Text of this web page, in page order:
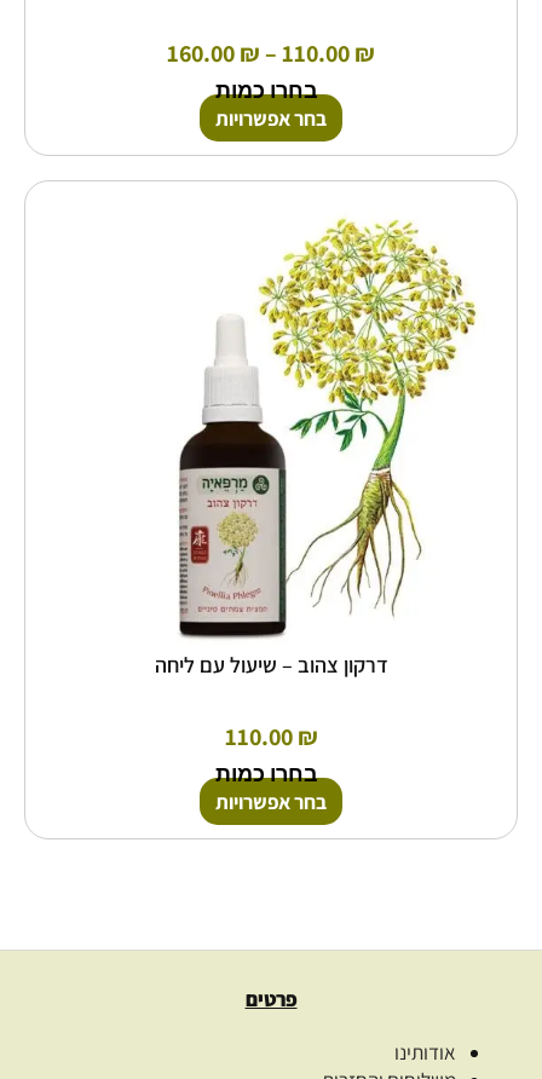
110.00₪
–
160.00₪
בחרו כמות
בחר אפשרויות
דרקון צהוב – שיעול עם ליחה
110.00₪
בחרו כמות
בחר אפשרויות
מספר
סוגים.
ניתן
לבחור
האפשרויות
בעמוד
פרטים
אודותינו